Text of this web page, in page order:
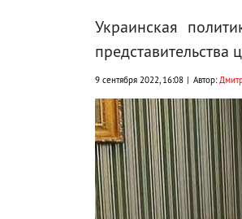
Украинская
представительства
9 сентября 2022, 16:08 Автор: